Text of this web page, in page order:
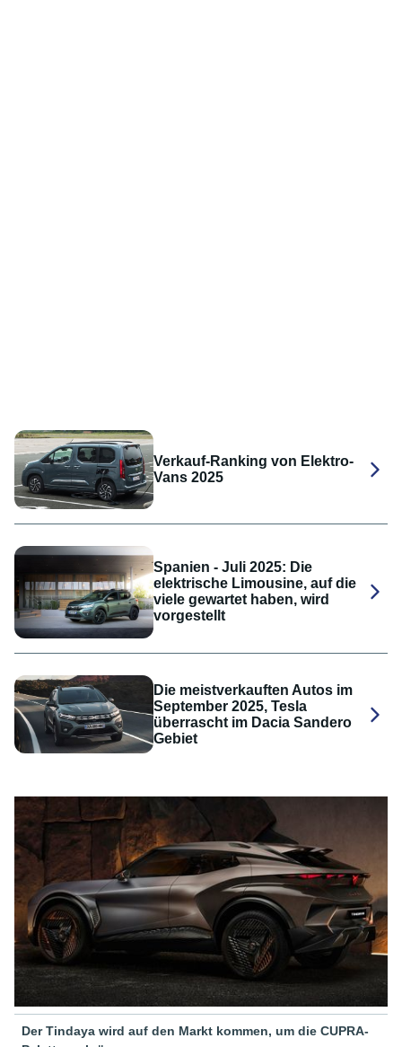
Verkauf-Ranking von Elektro-
Vans 2025
Spanien - Juli 2025: Die
elektrische Limousine, auf die
viele gewartet haben, wird
vorgestellt
Die meistverkauften Autos im
September 2025, Tesla
überrascht im Dacia Sandero
Gebiet
Der Tindaya wird auf den Markt kommen, um die CUPRA-